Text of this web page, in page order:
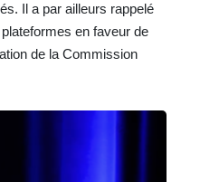
Il a par ailleurs rappelé
en faveur de
de la Commission